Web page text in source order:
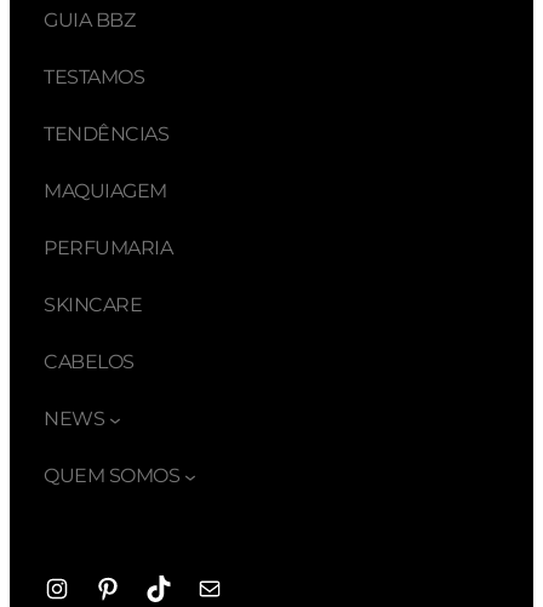
GUIA BBZ
TESTAMOS
TENDÊNCIAS
MAQUIAGEM
PERFUMARIA
SKINCARE
CABELOS
NEWS
QUEM SOMOS
InstagramPinterestTikTokE-